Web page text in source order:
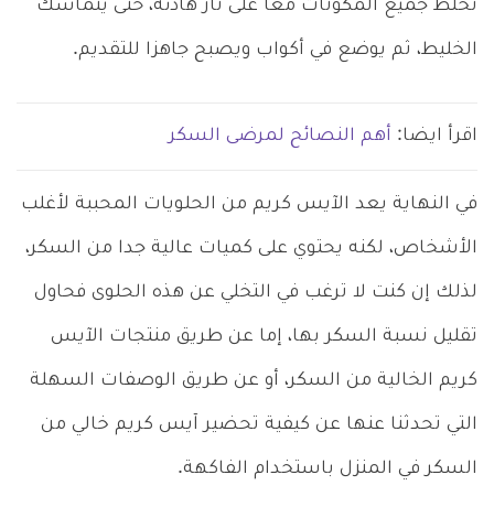
تخلط جميع المكونات معا على نار هادئة، حتى يتماسك
الخليط، ثم يوضع في أكواب ويصبح جاهزا للتقديم.
اقرأ ايضا: أهم النصائح لمرضى السكر
في النهاية يعد الآيس كريم من الحلويات المحببة لأغلب
الأشخاص، لكنه يحتوي على كميات عالية جدا من السكر،
لذلك إن كنت لا ترغب في التخلي عن هذه الحلوى فحاول
تقليل نسبة السكر بها، إما عن طريق منتجات الآيس
كريم الخالية من السكر، أو عن طريق الوصفات السهلة
التي تحدثنا عنها عن كيفية تحضير آيس كريم خالي من
السكر في المنزل باستخدام الفاكهة.